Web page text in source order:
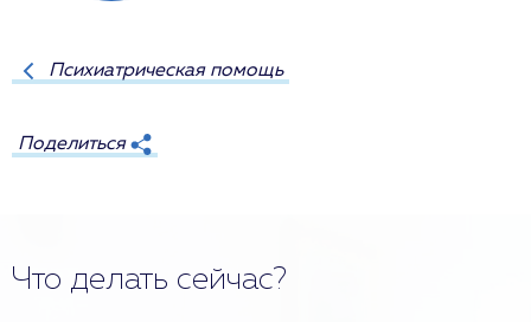
Психиатрическая помощь
Поделиться
Что делать сейчас?